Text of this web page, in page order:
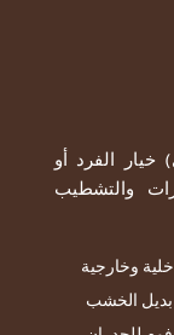
خيار الفرد أو
والتشطيب
وخارجية
بديل الخشب